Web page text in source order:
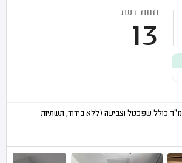
חוות דעת
13
בניית קיר גבס לבן 10 מ"ר כולל שפכטל וצביעה (ללא בידוד, תשתיות